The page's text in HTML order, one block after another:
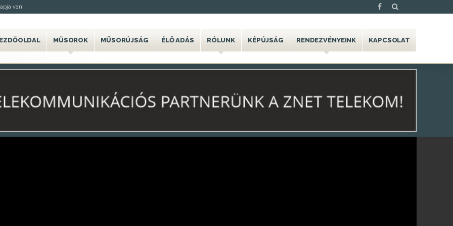
van.
MŰSOROK MŰSORÚJSÁG ÉLŐ ADÁS RÓLUNK KÉPÚJSÁG RENDEZVÉNYEINK KAPCSOLAT